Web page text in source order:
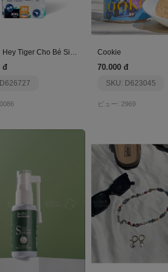
Tã Quần Hey Tiger Cho Bé Size Xxl(16Kg+)(38 Miếng)
đ
Cookie
70.000 đ
SKU: D623045
ビュー: 2969